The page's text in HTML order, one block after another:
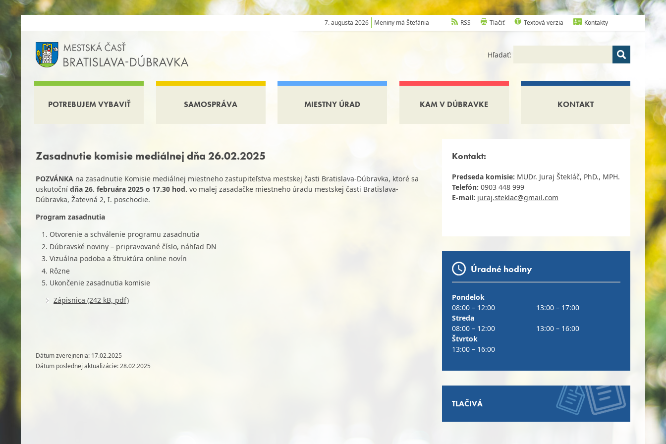
7. augusta 2026 Meniny má Štefánia RSS Tlačiť Textová verzia Kontakty
Hľadať:
POTREBUJEM VYBAVIŤ SAMOSPRÁVA MIESTNY ÚRAD KAM V DÚBRAVKE KONTAKT
Zasadnutie komisie mediálnej dňa 26.02.2025
POZVÁNKA na zasadnutie Komisie mediálnej miestneho zastupiteľstva mestskej časti Bratislava-Dúbravka, ktoré sa
uskutoční dňa 26. februára 2025 o 17.30 hod. vo malej zasadačke miestneho úradu mestskej časti Bratislava-
Dúbravka, Žatevná 2, I. poschodie.
Program zasadnutia
Otvorenie a schválenie programu zasadnutia
Dúbravské noviny – pripravované číslo, náhľad DN
Vizuálna podoba a štruktúra online novín
Rôzne
Ukončenie zasadnutia komisie
Zápisnica (242 kB, pdf)
Dátum zverejnenia: 17.02.2025
Dátum poslednej aktualizácie: 28.02.2025
Kontakt:
Predseda komisie: MUDr. Juraj Štekláč, PhD., MPH.
Telefón: 0903 448 999
E-mail: juraj.steklac@gmail.com
Úradné hodiny
Pondelok
08:00 – 12:00
13:00 – 17:00
Streda
08:00 – 12:00
13:00 – 16:00
Štvrtok
13:00 – 16:00
TLAČIVÁ